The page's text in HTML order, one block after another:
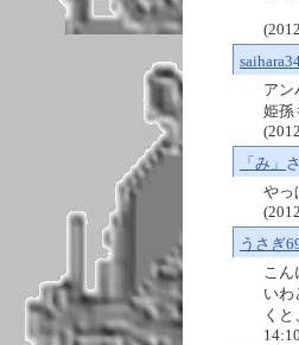
アン
姫孫
「み」
やっ
うさぎ
こん
いわ
く